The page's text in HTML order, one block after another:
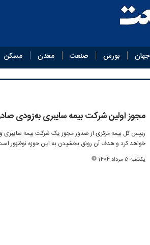
جهان بورس صنعت معدن مسکن
مجوز اولین شرکت بیمه سایبری به‌زودی
رییس کل بیمه مرکزی از صدور مجوز یک شرکت بیمه سایبری و
خواهد کرد و هدف آن رونق بخشیدن به این حوزه نوظهور
یکشنبه 5 مرداد 1404